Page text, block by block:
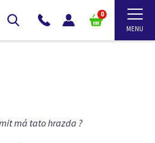
0
má tato hrazda ?